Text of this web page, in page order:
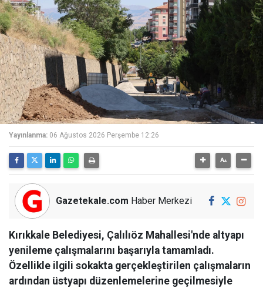
Yayınlanma: 06 Ağustos 2026 Perşembe 12:26
Gazetekale.com Haber Merkezi
Kırıkkale Belediyesi, Çalılıöz Mahallesi'nde altyapı
yenileme çalışmalarını başarıyla tamamladı.
Özellikle ilgili sokakta gerçekleştirilen çalışmaların
ardından üstyapı düzenlemelerine geçilmesiyle